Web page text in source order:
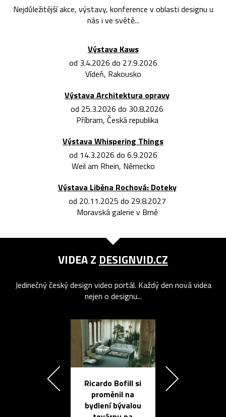
Nejdůležitější akce, výstavy, konference v oblasti designu u
nás i ve světě...
Výstava Kaws
od 3.4.2026 do 27.9.2026
Vídeň, Rakousko
Výstava Architektura opravy
od 25.3.2026 do 30.8.2026
Příbram, Česká republika
Výstava Whispering Things
od 14.3.2026 do 6.9.2026
Weil am Rhein, Německo
Výstava Liběna Rochová: Doteky
od 20.11.2025 do 29.8.2027
Moravská galerie v Brně
VIDEA Z DESIGNVID.CZ
Jedinečný český design video portál. Každý den nová videa
nejen o designu...
Ricardo Bofill si
proměnil na
bydlení bývalou